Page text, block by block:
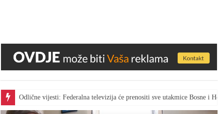
Odlične vijesti: Federalna televizija će prenositi sve utakmice Bosne i